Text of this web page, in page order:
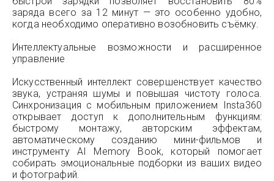
заряда всего за 12 минут — это особенно удобно,
когда необходимо оперативно возобновить съёмку.
Интеллектуальные возможности и расширенное
управление
Искусственный интеллект совершенствует качество
звука, устраняя шумы и повышая чистоту голоса.
Синхронизация с мобильным приложением Insta360
открывает доступ к дополнительным функциям:
быстрому монтажу, авторским эффектам,
автоматическому созданию мини-фильмов и
инструменту AI Memory Book, который помогает
собирать эмоциональные подборки из ваших видео
и фотографий.